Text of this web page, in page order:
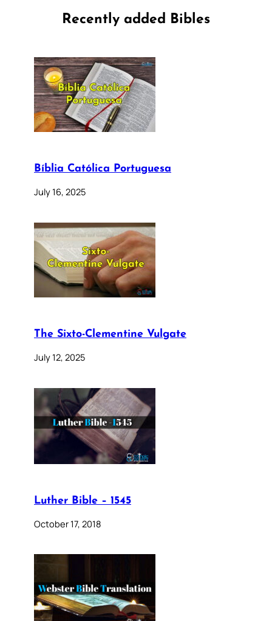
Recently added Bibles
Bíblia Católica Portuguesa
July 16, 2025
The Sixto-Clementine Vulgate
July 12, 2025
Luther Bible – 1545
October 17, 2018